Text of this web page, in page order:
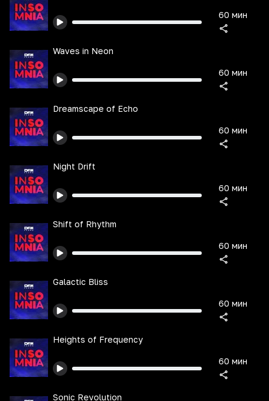
60 мин
Waves in Neon
60 мин
Dreamscape of Echo
60 мин
Night Drift
60 мин
Shift of Rhythm
60 мин
Galactic Bliss
60 мин
Heights of Frequency
60 мин
Sonic Revolution